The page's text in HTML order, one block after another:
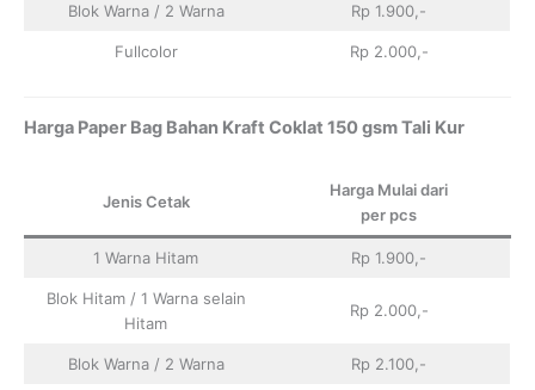
Blok Warna / 2 Warna Rp 1.900,-
Fullcolor Rp 2.000,-
Harga Paper Bag Bahan Kraft Coklat 150 gsm Tali Kur
Jenis Cetak
Harga Mulai dari
per pcs
1 Warna Hitam Rp 1.900,-
Blok Hitam / 1 Warna selain
Hitam
Rp 2.000,-
Blok Warna / 2 Warna Rp 2.100,-